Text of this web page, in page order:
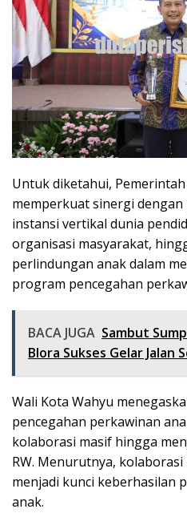
Untuk diketahui,
memperkuat sinergi
instansi vertikal dunia
organisasi masyarakat,
perlindungan anak dalam
program pencegahan
BACA JUGA Sambut
Blora Sukses Gelar Jalan
Wali Kota Wahyu
pencegahan perkawinan
kolaborasi masif hingga
RW. Menurutnya,
menjadi kunci keberhasilan
anak.